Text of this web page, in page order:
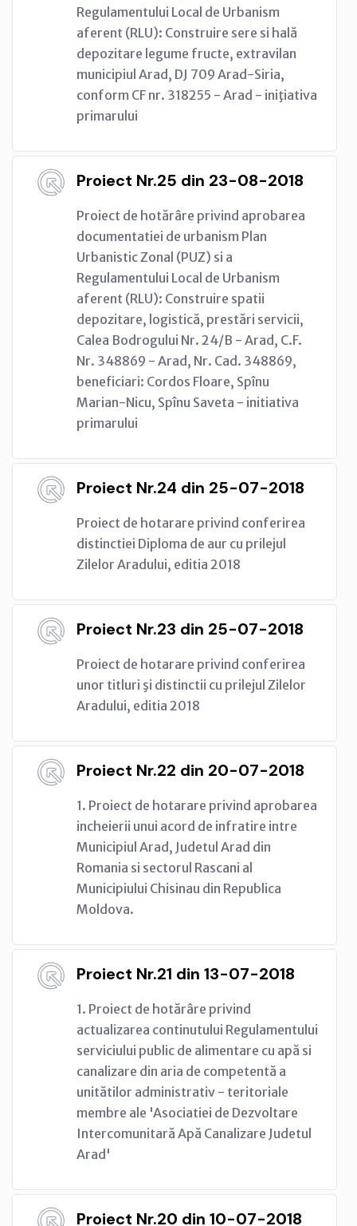
Regulamentului Local de Urbanism
aferent (RLU): Construire sere si hală
depozitare legume fructe, extravilan
municipiul Arad, DJ 709 Arad-Siria,
conform CF nr. 318255 - Arad - iniţiativa
primarului
Proiect Nr.25 din 23-08-2018
Proiect de hotărâre privind aprobarea
documentatiei de urbanism Plan
Urbanistic Zonal (PUZ) si a
Regulamentului Local de Urbanism
aferent (RLU): Construire spatii
depozitare, logistică, prestări servicii,
Calea Bodrogului Nr. 24/B - Arad, C.F.
Nr. 348869 - Arad, Nr. Cad. 348869,
beneficiari: Cordos Floare, Spînu
Marian-Nicu, Spînu Saveta - initiativa
primarului
Proiect Nr.24 din 25-07-2018
Proiect de hotarare privind conferirea
distinctiei Diploma de aur cu prilejul
Zilelor Aradului, editia 2018
Proiect Nr.23 din 25-07-2018
Proiect de hotarare privind conferirea
unor titluri şi distinctii cu prilejul Zilelor
Aradului, editia 2018
Proiect Nr.22 din 20-07-2018
1. Proiect de hotarare privind aprobarea
incheierii unui acord de infratire intre
Municipiul Arad, Judetul Arad din
Romania si sectorul Rascani al
Municipiului Chisinau din Republica
Moldova.
Proiect Nr.21 din 13-07-2018
1. Proiect de hotărâre privind
actualizarea continutului Regulamentului
serviciului public de alimentare cu apă si
canalizare din aria de competentă a
unitătilor administrativ - teritoriale
membre ale 'Asociatiei de Dezvoltare
Intercomunitară Apă Canalizare Judetul
Arad'
Proiect Nr.20 din 10-07-2018